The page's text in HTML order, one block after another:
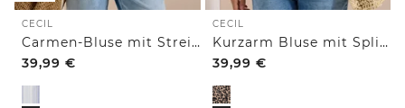
CECIL
Carmen-Bluse mit Streifenmuster
39,99 €
CECIL
Kurzarm Bluse mit Split Neck und Leo-Print
39,99 €